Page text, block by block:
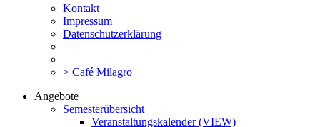
Kontakt
Impressum
Datenschutzerklärung
> Café Milagro
Angebote
Semesterübersicht
Veranstaltungskalender (VIEW)